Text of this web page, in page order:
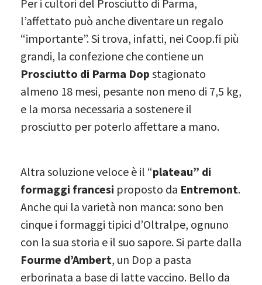
Per i cultori del Prosciutto di Parma,
l’affettato può anche diventare un regalo
“importante”. Si trova, infatti, nei Coop.fi più
grandi, la confezione che contiene un
Prosciutto di Parma Dop stagionato
almeno 18 mesi, pesante non meno di 7,5 kg,
e la morsa necessaria a sostenere il
prosciutto per poterlo affettare a mano.
Altra soluzione veloce è il “plateau” di
formaggi francesi proposto da Entremont.
Anche qui la varietà non manca: sono ben
cinque i formaggi tipici d’Oltralpe, ognuno
con la sua storia e il suo sapore. Si parte dalla
Fourme d’Ambert, un Dop a pasta
erborinata a base di latte vaccino. Bello da